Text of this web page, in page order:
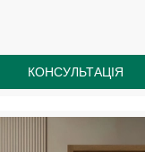
КОНСУЛЬТАЦІЯ